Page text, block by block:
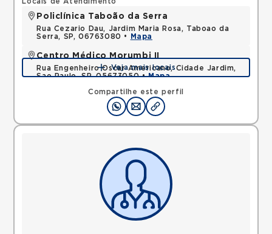
Compartilhe este perfil
Policlínica Taboão da Serra
Rua Cezario Dau, Jardim Maria Rosa, Taboao da
Serra, SP, 06763080 •
Mapa
Centro Médico Morumbi II
Rua Engenheiro Oscar Americano, Cidade Jardim,
Sao Paulo, SP, 05673050 •Mapa
Veja mais locais